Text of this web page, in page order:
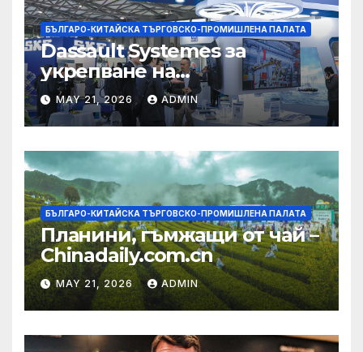
БЪЛГАРО-КИТАЙСКА ТЪРГОВСКО-ПРОМИШЛЕНА ПАЛАТА
Dassault Systemes за
укрепване на
изграждането на AI
екосистема в Китай
MAY 21, 2026 ADMIN
БЪЛГАРО-КИТАЙСКА ТЪРГОВСКО-ПРОМИШЛЕНА ПАЛАТА
Планини, гъмжащи от чай –
Chinadaily.com.cn
MAY 21, 2026 ADMIN